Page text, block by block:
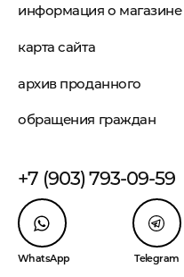
информация о магазине
карта сайта
архив проданного
обращения граждан
+7 (903) 793-09-59
WhatsApp Telegram